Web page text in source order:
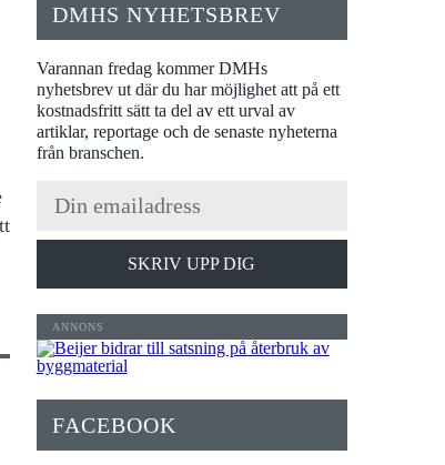
DMHS NYHETSBREV
Varannan fredag kommer DMHs
nyhetsbrev ut där du har möjlighet att på ett
kostnadsfritt sätt ta del av ett urval av
artiklar, reportage och de senaste nyheterna
från branschen.
SKRIV UPP DIG
FACEBOOK